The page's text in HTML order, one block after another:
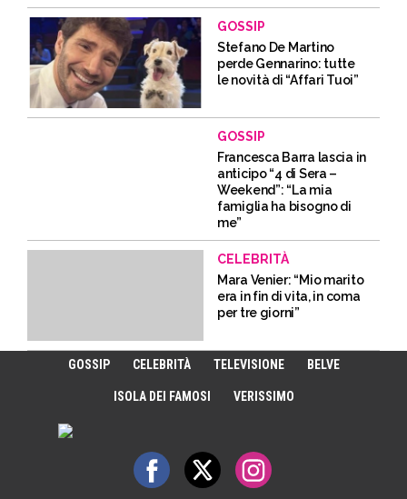
GOSSIP
Stefano De Martino
perde Gennarino: tutte
le novità di “Affari Tuoi”
GOSSIP
Francesca Barra lascia in
anticipo “4 di Sera –
Weekend”: “La mia
famiglia ha bisogno di
me”
CELEBRITÀ
Mara Venier: “Mio marito
era in fin di vita, in coma
per tre giorni”
GOSSIP CELEBRITÀ TELEVISIONE BELVE
ISOLA DEI FAMOSI VERISSIMO